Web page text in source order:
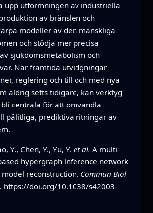
upp utformningen av industriella
av bränslen och
modeller av den mänskliga
och stödja mer precisa
sjukdomsmetabolism och
När framtida utvidgningar
reglering och till och med nya
aldrig setts tidigare, kan verktyg
bli centrala för att omvandla
pålitliga, prediktiva ritningar av
Y., Chen, Y., Yu, Y. et al. A multi-
hypergraph inference network
reconstruction. Commun Biol
https://doi.org/10.1038/s42003-